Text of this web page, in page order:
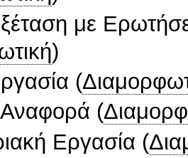
με
)
(
(
Εργασία (